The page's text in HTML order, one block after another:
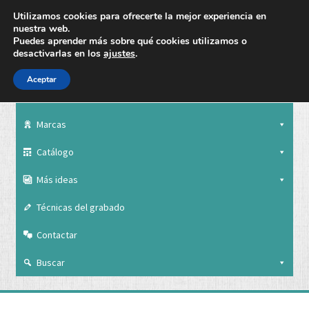
Marcas
Catálogo
Más ideas
Técnicas del grabado
Contactar
Buscar
Nuestra empresa
Utilizamos cookies para ofrecerte la mejor experiencia en
nuestra web.
Puedes aprender más sobre qué cookies utilizamos o
desactivarlas en los ajustes.
Aceptar